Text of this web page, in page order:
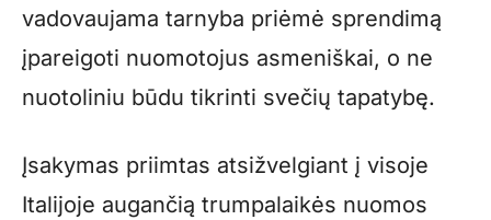
vadovaujama tarnyba priėmė sprendimą
įpareigoti nuomotojus asmeniškai, o ne
nuotoliniu būdu tikrinti svečių tapatybę.
Įsakymas priimtas atsižvelgiant į visoje
Italijoje augančią trumpalaikės nuomos